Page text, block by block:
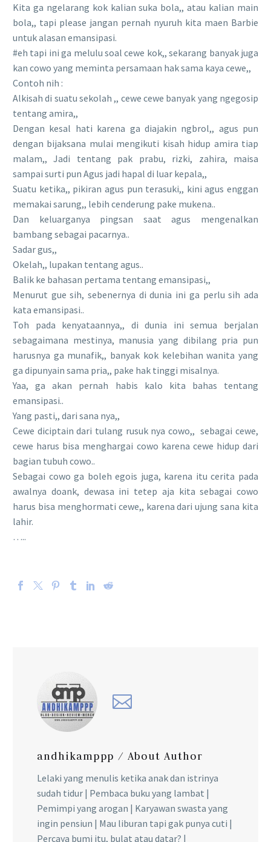
Kita ga ngelarang kok kalian suka bola,, atau kalian main
bola,, tapi please jangan pernah nyuruh kita maen Barbie
untuk alasan emansipasi.
#eh tapi ini ga melulu soal cewe kok,, sekarang banyak juga
kan cowo yang meminta persamaan hak sama kaya cewe,,
Contoh nih :
Alkisah di suatu sekolah ,, cewe cewe banyak yang ngegosip
tentang amira,,
Dengan kesal hati karena ga diajakin ngbrol,, agus pun
dengan bijaksana mulai mengikuti kisah hidup amira tiap
malam,, Jadi tentang pak prabu, rizki, zahira, maisa
sampai surti pun Agus jadi hapal di luar kepala,,
Suatu ketika,, pikiran agus pun terasuki,, kini agus enggan
memakai sarung,, lebih cenderung pake mukena..
Dan keluarganya pingsan saat agus mengenalkan
bambang sebagai pacarnya..
Sadar gus,,
Okelah,, lupakan tentang agus..
Balik ke bahasan pertama tentang emansipasi,,
Menurut gue sih, sebenernya di dunia ini ga perlu sih ada
kata emansipasi..
Toh pada kenyataannya,, di dunia ini semua berjalan
sebagaimana mestinya, manusia yang dibilang pria pun
harusnya ga munafik,, banyak kok kelebihan wanita yang
ga dipunyain sama pria,, pake hak tinggi misalnya.
Yaa, ga akan pernah habis kalo kita bahas tentang
emansipasi..
Yang pasti,, dari sana nya,,
Cewe diciptain dari tulang rusuk nya cowo,, sebagai cewe,
cewe harus bisa menghargai cowo karena cewe hidup dari
bagian tubuh cowo..
Sebagai cowo ga boleh egois juga, karena itu cerita pada
awalnya doank, dewasa ini tetep aja kita sebagai cowo
harus bisa menghormati cewe,, karena dari ujung sana kita
lahir.
…..
andhikamppp/ About Author
Lelaki yang menulis ketika anak dan istrinya
sudah tidur | Pembaca buku yang lambat |
Pemimpi yang arogan | Karyawan swasta yang
ingin pensiun | Mau liburan tapi gak punya cuti |
Percaya bumi itu, bulat atau datar? |